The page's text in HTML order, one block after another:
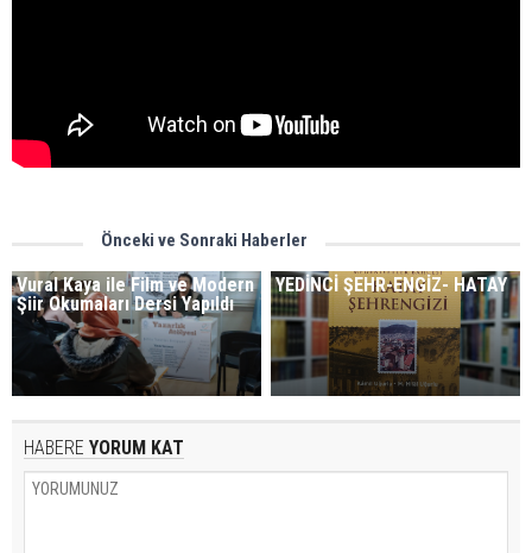
Önceki ve Sonraki Haberler
Vural Kaya ile Film ve Modern
Şiir Okumaları Dersi Yapıldı
YEDİNCİ ŞEHR-ENGİZ- HATAY
HABERE YORUM KAT